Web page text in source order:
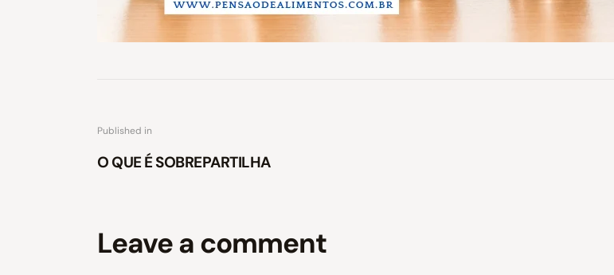
Published in
O QUE É SOBREPARTILHA
Leave a comment